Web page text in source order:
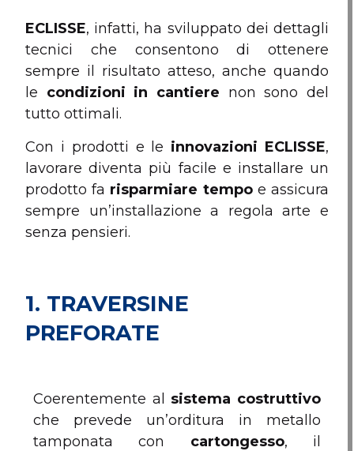
ECLISSE, infatti, ha sviluppato dei dettagli
tecnici che consentono di ottenere
sempre il risultato atteso, anche quando
le condizioni in cantiere non sono del
tutto ottimali.
Con i prodotti e le innovazioni ECLISSE,
lavorare diventa più facile e installare un
prodotto fa risparmiare tempoe assicura
sempre un’installazione a regola arte e
senza pensieri.
1. TRAVERSINE
PREFORATE
Coerentemente al sistema costruttivo
che prevede un’orditura in metallo
tamponata con cartongesso, il